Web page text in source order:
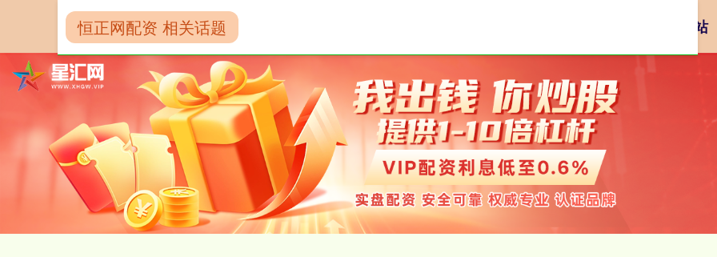
网上正规实盘配资网站
恒正网配资 相关话题